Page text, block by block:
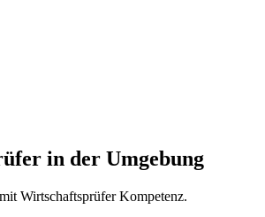
in der Umgebung
Wirtschaftsprüfer Kompetenz.